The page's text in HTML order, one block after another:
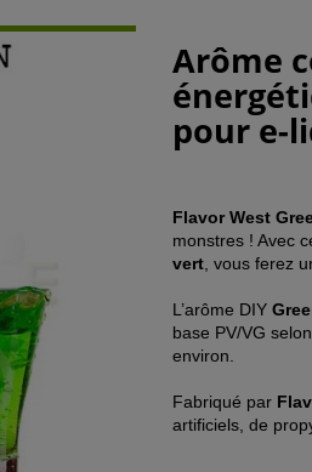
Arôme
pour e-
Flavor West
monstres ! Avec
vert, vous ferez
L’arôme DIY
base PV/VG
environ.
Fabriqué par
artificiels, de